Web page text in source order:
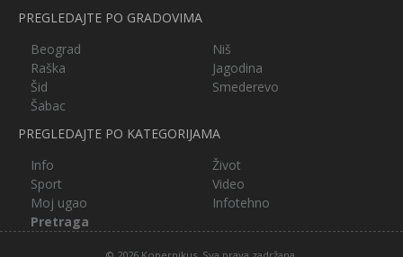
PREGLEDAJTE PO GRADOVIMA
Beograd
Niš
Raška
Jagodina
Šid
Smederevo
Šabac
PREGLEDAJTE PO KATEGORIJAMA
Info
Život
Sport
Video
Moj ugao
Infotehno
Pretraga